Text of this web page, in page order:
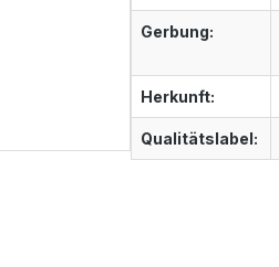
Gerbung:
Herkunft:
Qualitätslabel: